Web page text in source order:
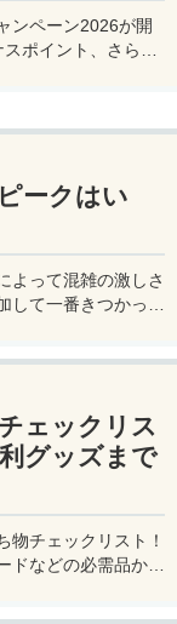
ンペーン2026が開
ポイント、さらに
ークはい
よって混雑の激しさ
して一番きつかった
ェックリス
グッズまで
物チェックリスト！
ドなどの必需品か